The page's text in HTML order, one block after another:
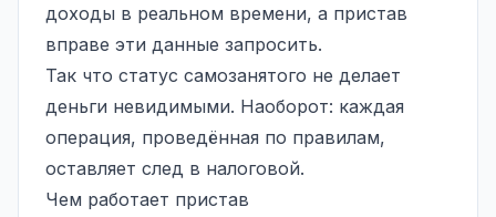
доходы в реальном времени, а пристав
вправе эти данные запросить.
Так что статус самозанятого не делает
деньги невидимыми. Наоборот: каждая
операция, проведённая по правилам,
оставляет след в налоговой.
Чем работает пристав